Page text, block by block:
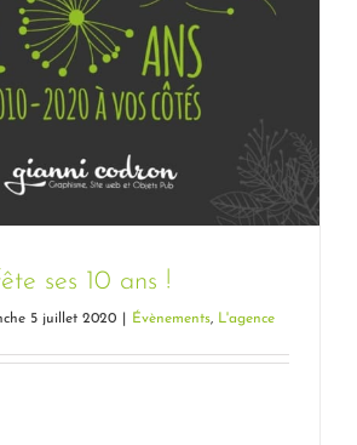
ses 10 ans !
5 juillet 2020 Évènements, L'agence